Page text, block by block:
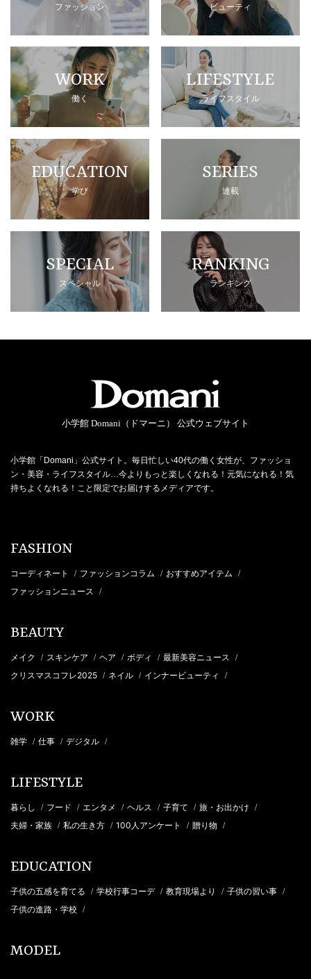
ファッション ビューティ
WORK
働く
LIFESTYLE
ライフスタイル
EDUCATION
学び
SERIES
連載
SPECIAL
スペシャル
RANKING
ランキング
小学館 Domani（ドマーニ） 公式ウェブサイト
小学館「Domani」公式サイト。毎日忙しい40代の働く女性が、ファッショ
ン・美容・ライフスタイル…今よりもっと楽しくなれる！元気になれる！気
持ちよくなれる！こと限定でお届けするメディアです。
FASHION
コーディネート / ファッションコラム / おすすめアイテム /
ファッションニュース /
BEAUTY
メイク / スキンケア / ヘア / ボディ / 最新美容ニュース /
クリスマスコフレ2025 / ネイル / インナービューティ /
WORK
雑学 / 仕事 / デジタル /
LIFESTYLE
暮らし / フード / エンタメ / ヘルス / 子育て / 旅・お出かけ /
夫婦・家族 / 私の生き方 / 100人アンケート / 贈り物 /
EDUCATION
子供の五感を育てる / 学校行事コーデ / 教育現場より / 子供の習い事 /
子供の進路・学校 /
MODEL